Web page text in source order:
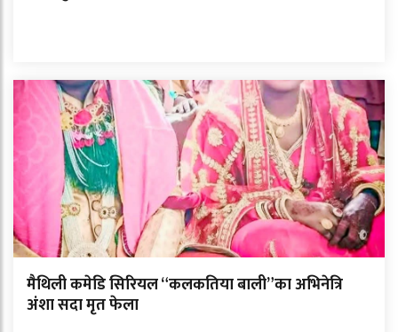
मैथिली कमेडि सिरियल “कलकतिया बाली”का अभिनेत्रि
अंशा सदा मृत फेला